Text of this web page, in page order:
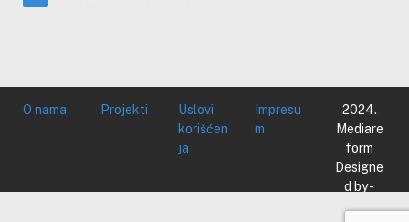
O nama Projekti
Uslovi
korišćen
ja
Impresu
m
2024.
Mediare
form
Designe
d by -